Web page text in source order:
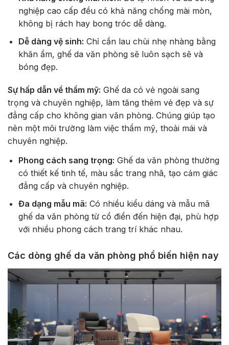
nghiệp cao cấp đều có khả năng chống mài mòn,
không bị rách hay bong tróc dễ dàng.
Dễ dàng vệ sinh: Chỉ cần lau chùi nhẹ nhàng bằng
khăn ẩm, ghế da văn phòng sẽ luôn sạch sẽ và
bóng đẹp.
Sự hấp dẫn về thẩm mỹ: Ghế da có vẻ ngoài sang
trọng và chuyên nghiệp, làm tăng thêm vẻ đẹp và sự
đẳng cấp cho không gian văn phòng. Chúng giúp tạo
nên một môi trường làm việc thẩm mỹ, thoải mái và
chuyên nghiệp.
Phong cách sang trọng: Ghế da văn phòng thường
có thiết kế tinh tế, màu sắc trang nhã, tạo cảm giác
đẳng cấp và chuyên nghiệp.
Đa dạng mẫu mã: Có nhiều kiểu dáng và mẫu mã
ghế da văn phòng từ cổ điển đến hiện đại, phù hợp
với nhiều phong cách trang trí khác nhau.
Các dòng ghế da văn phòng phổ biến hiện nay